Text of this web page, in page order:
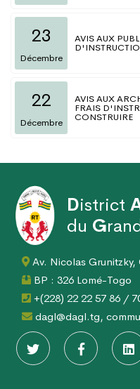
23
Décembre
AVIS AUX
22
Décembre
AVIS AUX
FRAIS
CONSTRUIRE
District
du G
Av. Nicolas Grunitzky,
BP : 326 Lomé-Togo
+(228) 22 22 57 86 /
dagl@dagl.tg,